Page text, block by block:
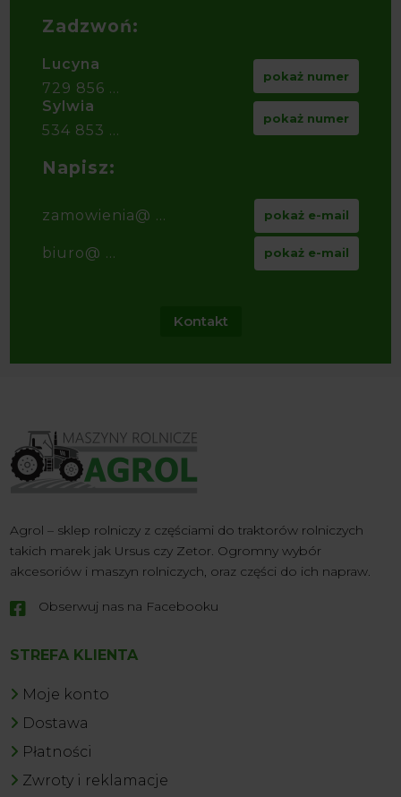
Zadzwoń:
Lucyna
729 856 ...
pokaż numer
Sylwia
534 853 ...
pokaż numer
Napisz:
zamowienia@ ... pokaż e-mail
biuro@ ... pokaż e-mail
Kontakt
Agrol – sklep rolniczy z częściami do traktorów rolniczych
takich marek jak Ursus czy Zetor. Ogromny wybór
akcesoriów i maszyn rolniczych, oraz części do ich napraw.
 Obserwuj nas na Facebooku
STREFA KLIENTA
Moje konto
Dostawa
Płatności
Zwroty i reklamacje